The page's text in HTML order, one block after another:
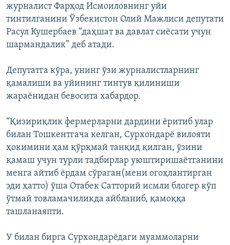
журналист Фарҳод Исмоиловнинг уйи
тинтилганини Ўзбекистон Олий Мажлиси депутати
Расул Кушербаев “даҳшат ва давлат сиёсати учун
шармандалик” деб атади.
Депутатга кўра, унинг ўзи журналистларнинг
қамалиши ва уйининг тинтув қилиниши
жараёнидан бевосита хабардор.
“Қизириқлик фермерларни дардини ёритиб улар
билан Тошкентгача келган, Сурхондарё вилояти
ҳокимини ҳам қўрқмай танқид қилган, ўзини
қамаш учун турли тадбирлар уюштиришаётганини
менга айтиб ёрдам сўраган(мени огоҳлантирган
эди ҳатто) ўша Отабек Сатторий исмли блогер кўп
ўтмай товламачиликда айбланиб, қамоққа
ташланаяпти.
У билан бирга Сурхондарёдаги муаммоларни